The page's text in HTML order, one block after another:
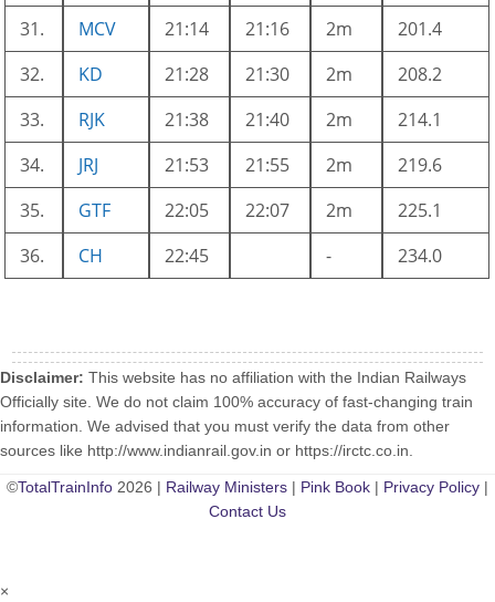
31.
MCV 21:14 21:16 2m
201.4
32.
KD 21:28 21:30 2m
208.2
33.
RJK 21:38 21:40 2m
214.1
34.
JRJ 21:53 21:55 2m
219.6
35.
GTF 22:05 22:07 2m
225.1
36.
CH 22:45 - 234.0
Disclaimer: This website has no affiliation with the Indian Railways
Officially site. We do not claim 100% accuracy of fast-changing train
information. We advised that you must verify the data from other
sources like http://www.indianrail.gov.in or https://irctc.co.in.
©TotalTrainInfo 2026 | Railway Ministers | Pink Book | Privacy Policy |
Contact Us
×